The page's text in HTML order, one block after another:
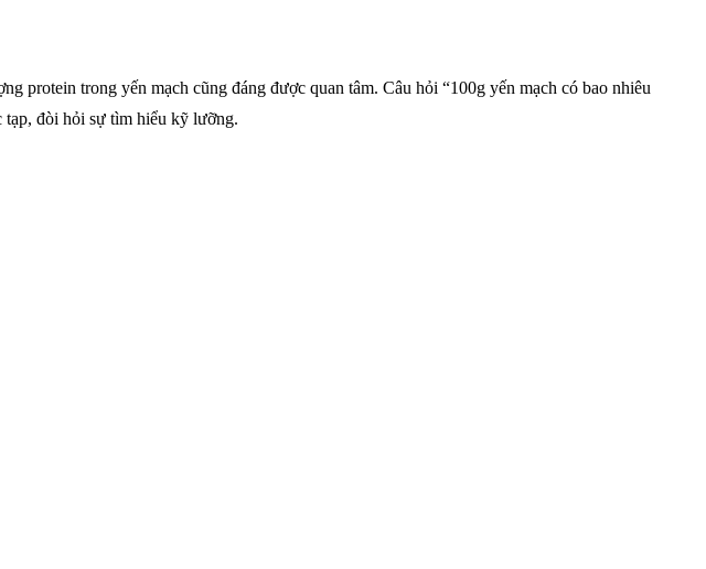
protein trong yến mạch cũng đáng được quan tâm. Câu hỏi “100g yến mạch có bao nhiêu
tạp, đòi hỏi sự tìm hiểu kỹ lưỡng.